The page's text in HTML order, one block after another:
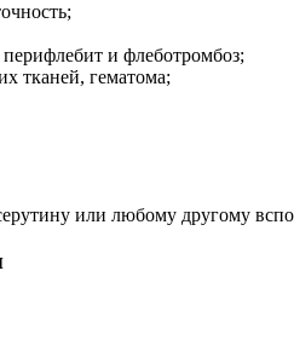
и флеботромбоз;
тканей, гематома;
или любому другому